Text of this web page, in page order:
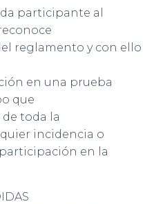
participante al
reglamento y con ello
en una prueba
que
toda la
incidencia o
en la